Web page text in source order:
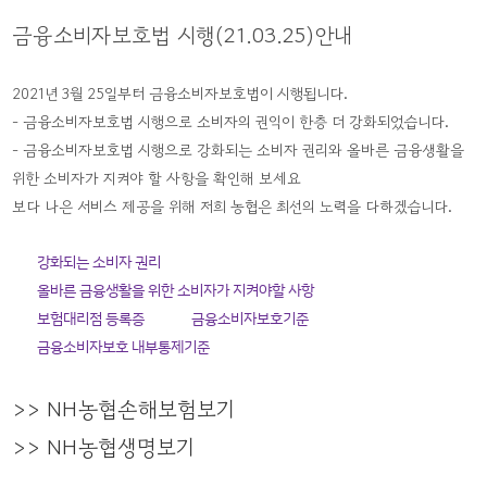
금융소비자보호법 시행(21.03.25)안내
2021년 3월 25일부터 금융소비자보호법이 시행됩니다.
- 금융소비자보호법 시행으로 소비자의 권익이 한층 더 강화되었습니다.
- 금융소비자보호법 시행으로 강화되는 소비자 권리와 올바른 금융생활을
위한 소비자가 지켜야 할 사항을 확인해 보세요
보다 나은 서비스 제공을 위해 저희 농협은 최선의 노력을 다하겠습니다.
강화되는 소비자 권리
올바른 금융생활을 위한 소비자가 지켜야할 사항
보험대리점 등록증
금융소비자보호기준
금융소비자보호 내부통제기준
>> NH농협손해보험보기
>> NH농협생명보기